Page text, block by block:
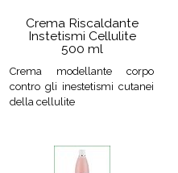
Crema Riscaldante
Instetismi Cellulite
500 ml
Crema modellante corpo
contro gli inestetismi cutanei
della cellulite